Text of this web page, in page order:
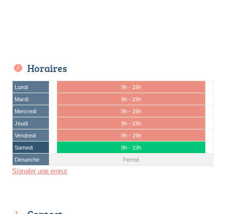
Horaires
Lundi
9h - 19h
Mardi
9h - 19h
Mercredi
9h - 19h
Jeudi
9h - 19h
Vendredi
9h - 19h
Samedi
9h - 19h
Dimanche
Fermé
Signaler une erreur